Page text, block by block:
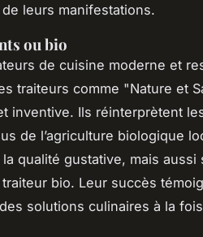
de leurs manifestations.
ou bio
de cuisine moderne et
traiteurs comme "Nature et
inventive. Ils réinterprètent
de l’agriculture biologique
qualité gustative, mais
bio. Leur succès
solutions culinaires à la